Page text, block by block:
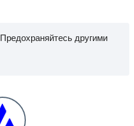
Предохраняйтесь другими